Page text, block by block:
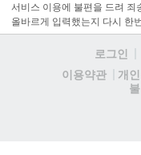
서비스 이용에 불편을 드려
올바르게 입력했는지 다시 한
로그인
이용약관
개